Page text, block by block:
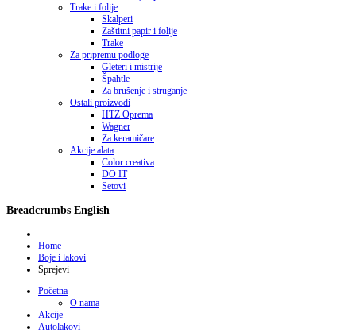
Trake i folije
Skalperi
Zaštitni papir i folije
Trake
Za pripremu podloge
Gleteri i mistrije
Špahtle
Za brušenje i struganje
Ostali proizvodi
HTZ Oprema
Wagner
Za keramičare
Akcije alata
Color creativa
DO IT
Setovi
Breadcrumbs English
Home
Boje i lakovi
Sprejevi
Početna
O nama
Akcije
Autolakovi